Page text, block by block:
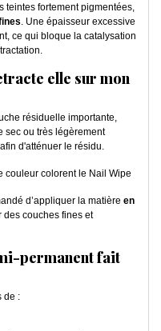
teintes fortement pigmentées,
. Une épaisseur excessive
ce qui bloque la catalysation
elle sur mon
résiduelle importante,
sec ou très légèrement
d'atténuer le résidu.
couleur colorent le Nail Wipe
d’appliquer la matière en
des couches fines et
permanent fait
de :